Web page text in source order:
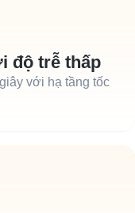
độ trễ thấp
với hạ tầng tốc